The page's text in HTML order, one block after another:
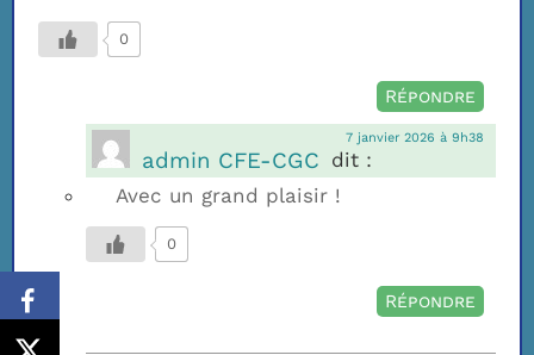
0
Répondre
admin CFE-CGC dit :
7 janvier 2026 à 9h38
Avec un grand plaisir !
0
Répondre